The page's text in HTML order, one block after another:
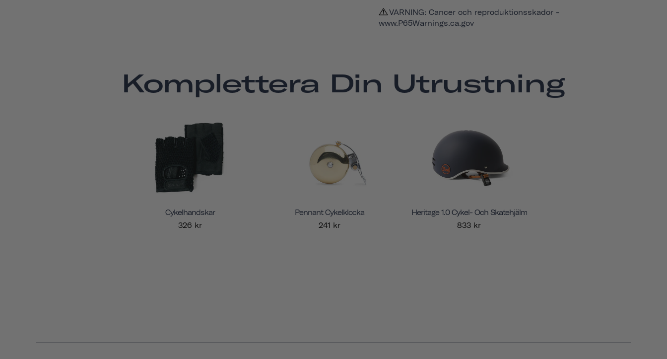
VARNING: Cancer och reproduktionsskador -
www.P65Warnings.ca.gov
Komplettera Din Utrustning
Cykelhandskar
326 kr
Pennant Cykelklocka
241 kr
Heritage 1.0 Cykel- Och Skatehjälm
833 kr